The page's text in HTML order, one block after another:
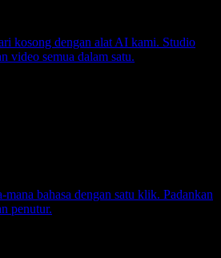
kosong dengan alat AI kami. Studio
video semua dalam satu.
bahasa dengan satu klik. Padankan
penutur.